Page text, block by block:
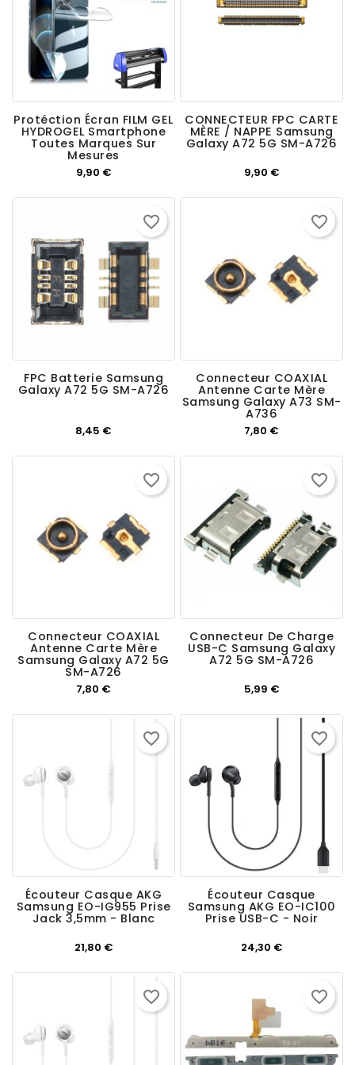
Protéction Écran FILM GEL
HYDROGEL Smartphone
Toutes Marques Sur
Mesures
9,90 €Prix
CONNECTEUR FPC CARTE
MÈRE / NAPPE Samsung
Galaxy A72 5G SM-A726
9,90 €Prix
FPC Batterie Samsung
Galaxy A72 5G SM-A726
8,45 €
favorite_border
Connecteur COAXIAL
Antenne Carte Mère
Samsung Galaxy A73 SM-
A736
7,80 €
favorite_border
Connecteur COAXIAL
Antenne Carte Mère
Samsung Galaxy A72 5G
SM-A726
7,80 €
favorite_border
Connecteur De Charge
USB-C Samsung Galaxy
A72 5G SM-A726
5,99 €Prix
favorite_border
Écouteur Casque AKG
Samsung EO-IG955 Prise
Jack 3,5mm - Blanc
21,80 €Prix
favorite_border
Écouteur Casque
Samsung AKG EO-IC100
Prise USB-C - Noir
24,30 €Prix
favorite_border
favorite_border favorite_border